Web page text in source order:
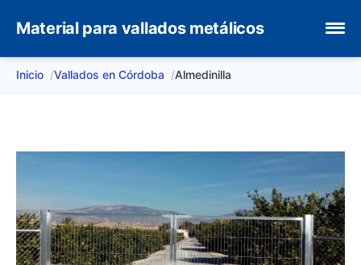
Material para vallados metálicos
Inicio Vallados en Córdoba Almedinilla